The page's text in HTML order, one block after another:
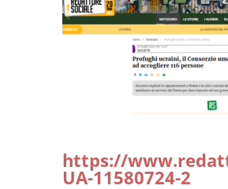
https://
UA-11580724-2